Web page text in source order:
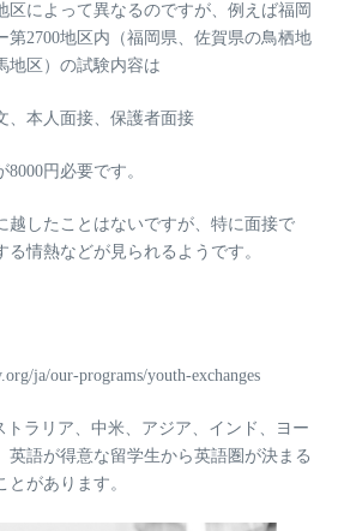
区によって異なるのですが、例えば福岡
第2700地区内（福岡県、佐賀県の鳥栖地
地区）の試験内容は
、本人面接、保護者面接
円必要です。
越したことはないですが、特に面接で
る情熱などが見られるようです。
ja/our-programs/youth-exchanges
トラリア、中米、アジア、インド、ヨー
英語が得意な留学生から英語圏が決まる
があります。